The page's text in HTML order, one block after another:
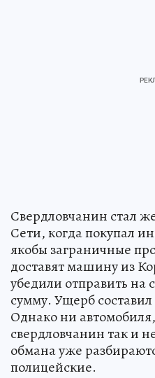
Свердловчанин стал
Сети, когда покупал
якобы заграничные
доставят машину из
убедили отправить на
сумму. Ущерб составил
Однако ни
свердловчанин так и
обмана уже
полицейские.